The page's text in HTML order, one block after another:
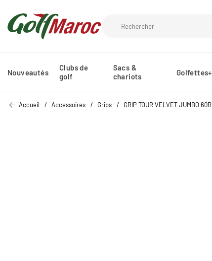
Nouveautés
Clubs de
golf
Sacs &
chariots
Golfettes+
Accueil Accessoires Grips GRIP TOUR VELVET JUMBO 60R